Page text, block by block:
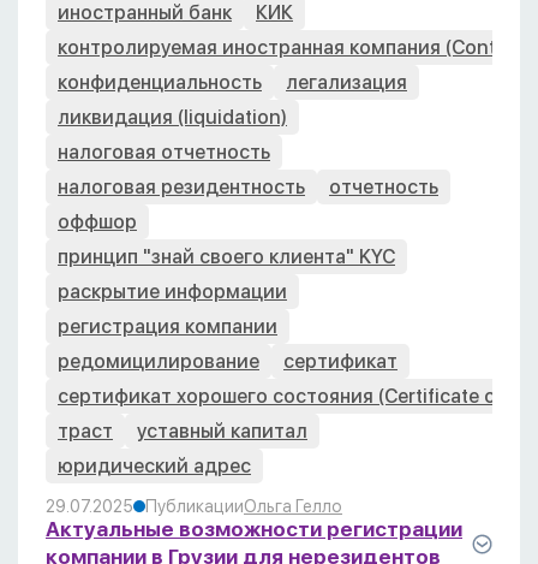
иностранный банк
КИК
контролируемая иностранная компания
конфиденциальность
легализация
ликвидация (liquidation)
налоговая отчетность
налоговая резидентность
отчетность
оффшор
принцип "знай своего клиента" KYC
раскрытие информации
регистрация компании
редомицилирование
сертификат
сертификат хорошего состояния (Certificate of
траст
уставный капитал
юридический адрес
29.07.2025 ПубликацииОльга Гелло
Актуальные возможности регистрации
компании в Грузии для нерезидентов